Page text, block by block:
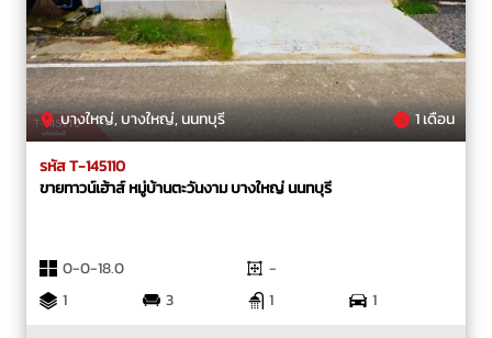
บางใหญ่, บางใหญ่, นนทบุรี 1 เดือน
รหัส T-145110
ขายทาวน์เฮ้าส์ หมู่บ้านตะวันงาม บางใหญ่ นนทบุรี
0-0-18.0
-
1
3 1
1